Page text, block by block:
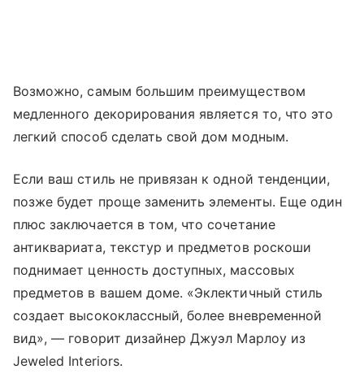
Возможно, самым большим преимуществом
медленного декорирования является то, что это
легкий способ сделать свой дом модным.
Если ваш стиль не привязан к одной тенденции,
позже будет проще заменить элементы. Еще один
плюс заключается в том, что сочетание
антиквариата, текстур и предметов роскоши
поднимает ценность доступных, массовых
предметов в вашем доме. «Эклектичный стиль
создает высококлассный, более вневременной
вид», — говорит дизайнер Джуэл Марлоу из
Jeweled Interiors.